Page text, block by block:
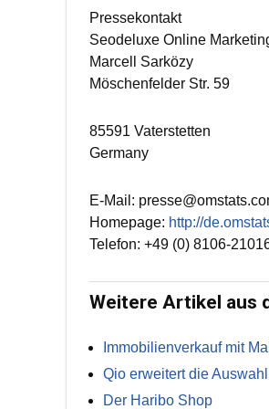
Pressekontakt
Seodeluxe Online
Marcell Sarközy
Möschenfelder Str. 59
85591 Vaterstetten
Germany
E-Mail:
Homepage: http://
Telefon: +49 (0) 8106-
Weitere Artikel aus
Immobilienverkauf mit
Qio erweitert die
Der Haribo Shop